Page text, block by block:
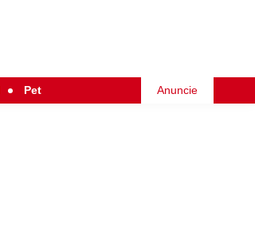
Pet Anuncie